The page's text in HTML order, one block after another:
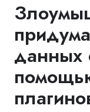
данных